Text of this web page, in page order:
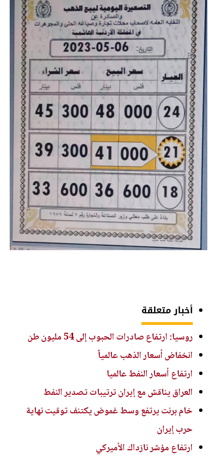
أخبار متعلقة
روسيا: ارتفاع صادرات الحبوب إلى 54 مليون طن
انخفاض أسعار الذهب عالمياً
ارتفاع أسعار النفط عالميا
العراق يناقش مع إيران ترتيبات تصدير النفط
خام برنت يرتفع وسط غموض يكتنف توقيت نهاية
حرب إيران
ارتفاع مؤشر نازداك الأميركي